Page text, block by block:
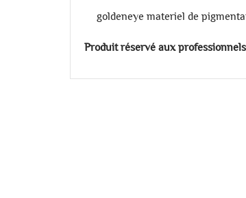
goldeneye materiel de
Produit réservé aux